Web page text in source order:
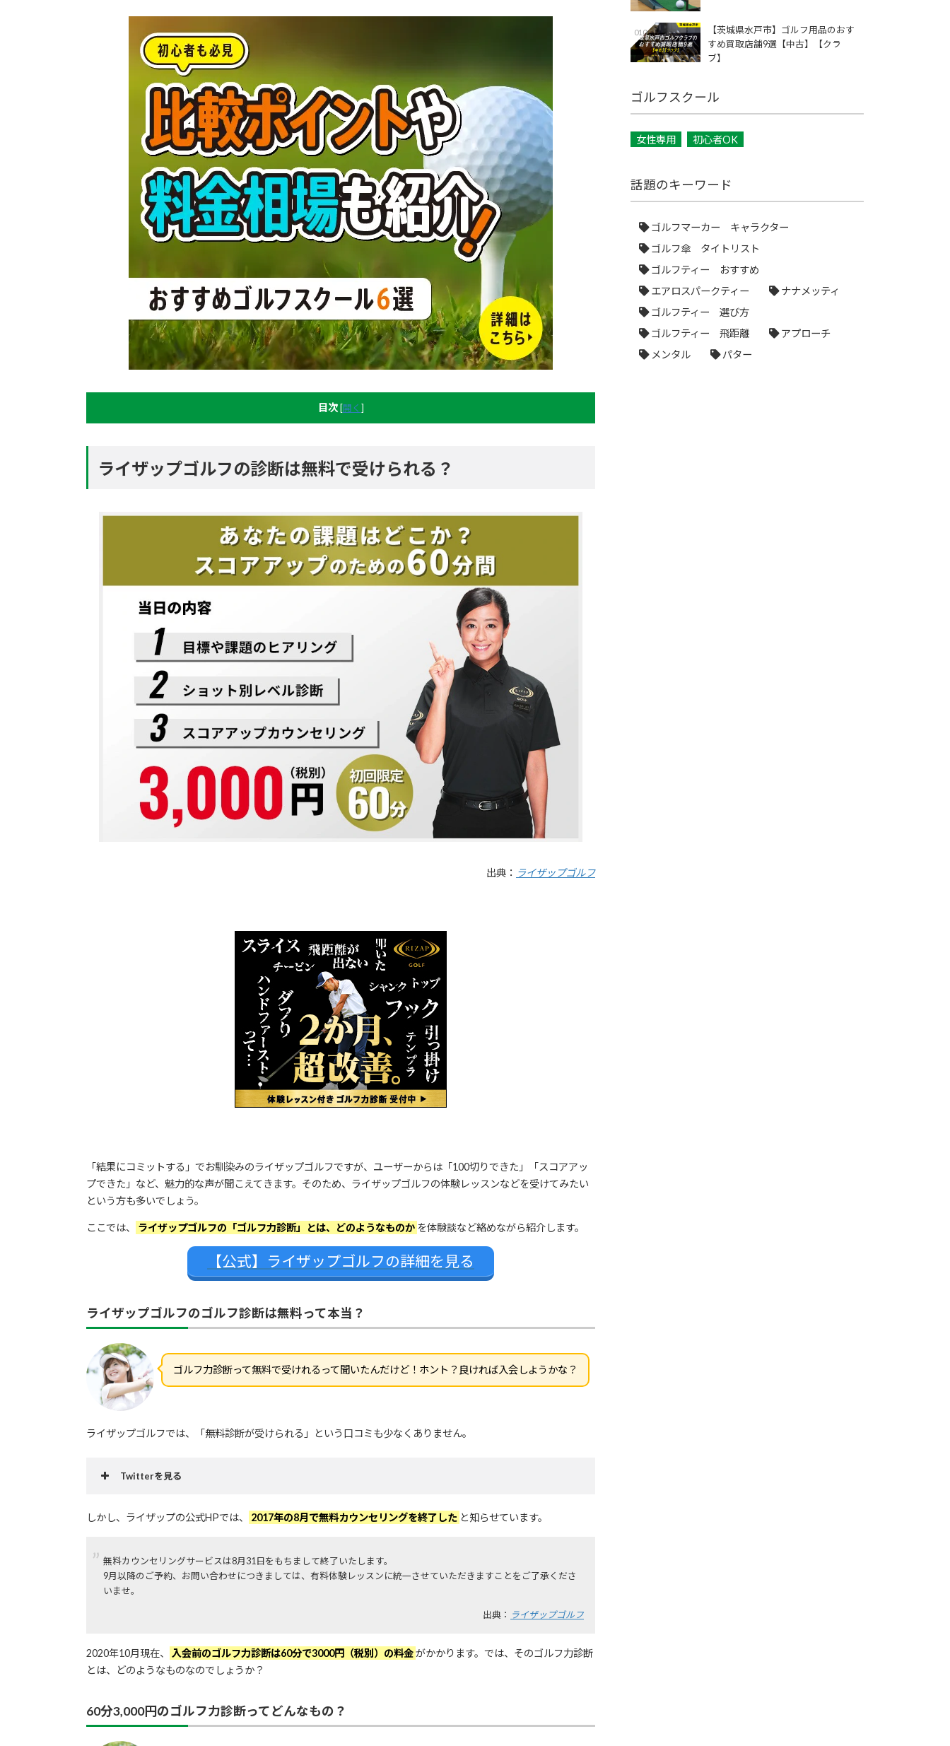
目次 [開く ]
ライザップゴルフの診断は無料で受けられる？
出典： ライザップゴルフ
「結果にコミットする」でお馴染みのライザップゴルフですが、ユーザーからは「100切りできた」「スコアアッ
プできた」など、魅力的な声が聞こえてきます。そのため、ライザップゴルフの体験レッスンなどを受けてみたい
という方も多いでしょう。
ここでは、 ライザップゴルフの「ゴルフ力診断」とは、どのようなものか を体験談など絡めながら紹介します。
【公式】ライザップゴルフの詳細を見る
ライザップゴルフのゴルフ診断は無料って本当？
ゴルフ力診断って無料で受けれるって聞いたんだけど！ホント？良ければ入会しようかな？
ライザップゴルフでは、「無料診断が受けられる」という口コミも少なくありません。
Twitterを見る
しかし、ライザップの公式HPでは、 2017年の8月で無料カウンセリングを終了した と知らせています。
無料カウンセリングサービスは8月31日をもちまして終了いたします。
9月以降のご予約、お問い合わせにつきましては、有料体験レッスンに統一させていただきますことをご了承くださ
いませ。
出典： ライザップゴルフ
2020年10月現在、 入会前のゴルフ力診断は60分で3000円（税別）の料金がかかります。では、そのゴルフ力診断
とは、どのようなものなのでしょうか？
60分3,000円のゴルフ力診断ってどんなもの？
010
【茨城県水戸市】ゴルフ用品のおす
すめ買取店舗9選【中古】【クラ
ブ】
ゴルフスクール
女性専用 初心者OK
話題のキーワード
ゴルフマーカー キャラクター
ゴルフ傘 タイトリスト
ゴルフティー おすすめ
エアロスパークティー
ナナメッティ
ゴルフティー 選び方
ゴルフティー 飛距離
アプローチ
メンタル
パター